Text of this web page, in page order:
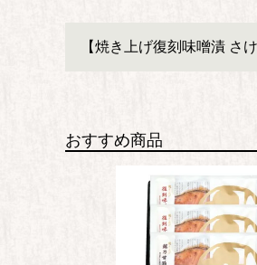
【焼き上げ復刻味噌漬 さけ
おすすめ商品